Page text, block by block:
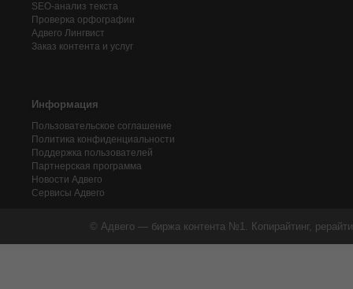
SEO-анализ текста
Проверка орфографии
Адвего Лингвист
Заказ контента и услуг
Информация
Пользовательское соглашение
Политика конфиденциальности
Поддержка пользователей
Партнерская программа
Новости Адвего
Сервисы Адвего
© Адвего — биржа контента №1. Копирайтинг,